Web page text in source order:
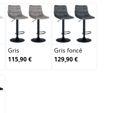
Gris
Gris
115,90 €
Gris foncé
Gris foncé
129,90 €